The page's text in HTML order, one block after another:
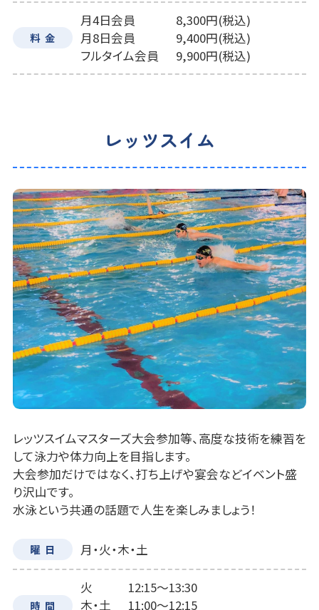
料金
月4日会員
8,300円(税込)
月8日会員
9,400円(税込)
フルタイム会員
9,900円(税込)
レッツスイム
レッツスイムマスターズ大会参加等、高度な技術を練習を
して泳力や体力向上を目指します。
大会参加だけではなく、打ち上げや宴会などイベント盛
り沢山です。
水泳という共通の話題で人生を楽しみましょう！
曜日 月・火・木・土
時間
火
12:15～13:30
木・土
11:00～12:15